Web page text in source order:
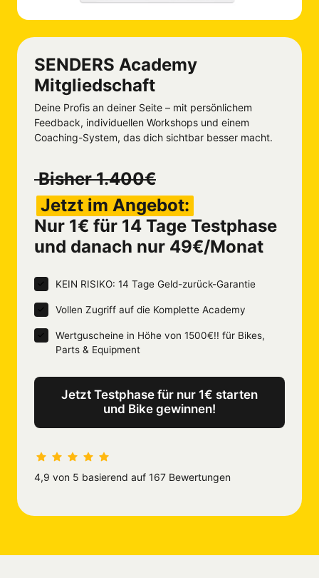
SENDERS Academy
Mitgliedschaft
Deine Profis an deiner Seite – mit persönlichem
Feedback, individuellen Workshops und einem
Coaching-System, das dich sichtbar besser macht.
Bisher 1.400€
Jetzt im Angebot:
Nur 1€ für 14 Tage Testphase
und danach nur 49€/Monat
KEIN RISIKO: 14 Tage Geld-zurück-Garantie
Vollen Zugriff auf die Komplette Academy
Wertguscheine in Höhe von 1500€!! für Bikes,
Parts & Equipment
Jetzt Testphase für nur 1€ starten
und Bike gewinnen!
4,9 von 5 basierend auf 167 Bewertungen